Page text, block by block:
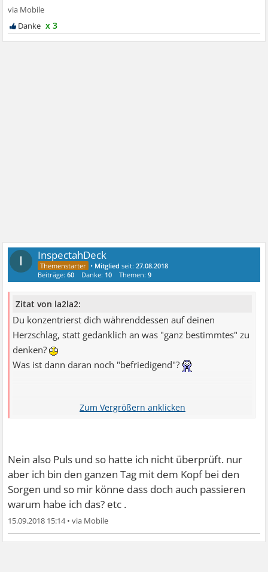
x 3
I InspectahDeck
• Mitglied seit:27.08.2018
Beiträge:60 Danke: 10 Themen:9
Zitat von la2la2:
Du konzentrierst dich währenddessen auf deinen
Herzschlag, statt gedanklich an was "ganz bestimmtes" zu
denken?
Was ist dann daran noch "befriedigend"?
Dann lässt du es halt auf Kipp geöffnet - und schließt es
nur, wenn du das Haus verlässt. Nicht vergessen die
Heizung auszumachen, sonst wirds schnell teuer.
Nein also Puls und so hatte ich nicht überprüft. nur
aber ich bin den ganzen Tag mit dem Kopf bei den
Sorgen und so mir könne dass doch auch passieren
warum habe ich das? etc .
15.09.2018 15:14•